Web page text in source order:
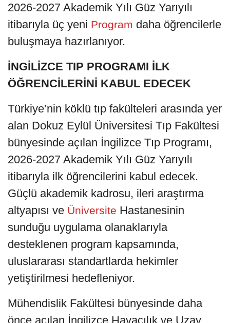
2026-2027 Akademik Yılı Güz Yarıyılı
itibarıyla üç yeni Program daha öğrencilerle
buluşmaya hazırlanıyor.
İNGİLİZCE TIP PROGRAMI İLK
ÖĞRENCİLERİNİ KABUL EDECEK
Türkiye’nin köklü tıp fakülteleri arasında yer
alan Dokuz Eylül Üniversitesi Tıp Fakültesi
bünyesinde açılan İngilizce Tıp Programı,
2026-2027 Akademik Yılı Güz Yarıyılı
itibarıyla ilk öğrencilerini kabul edecek.
Güçlü akademik kadrosu, ileri araştırma
altyapısı ve Üniversite Hastanesinin
sunduğu uygulama olanaklarıyla
desteklenen program kapsamında,
uluslararası standartlarda hekimler
yetiştirilmesi hedefleniyor.
Mühendislik Fakültesi bünyesinde daha
önce açılan İngilizce Havacılık ve Uzay